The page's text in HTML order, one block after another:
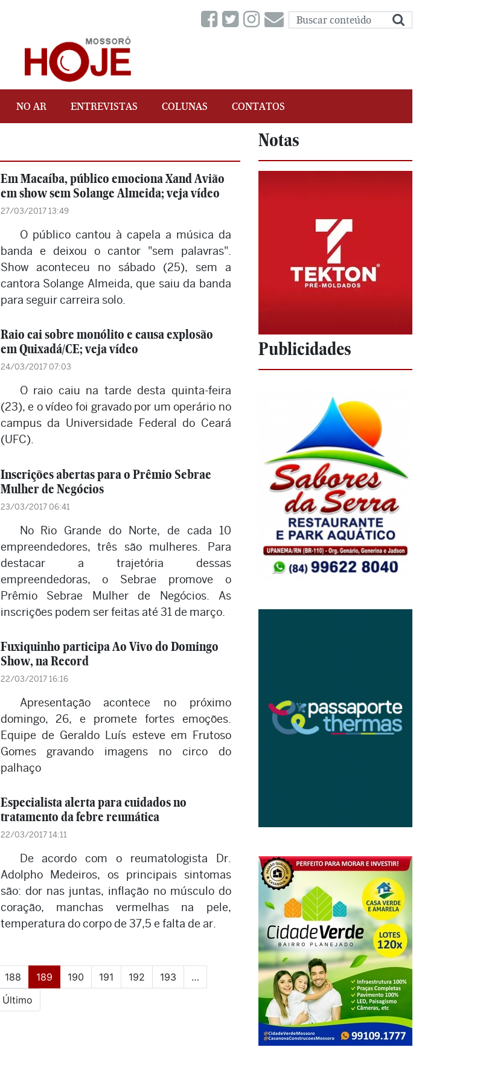
NO AR ENTREVISTAS COLUNAS CONTATOS
Em Macaíba, público emociona Xand Avião
em show sem Solange Almeida; veja vídeo
27/03/2017 13:49
O público cantou à capela a música da
banda e deixou o cantor "sem palavras".
Show aconteceu no sábado (25), sem a
cantora Solange Almeida, que saiu da banda
para seguir carreira solo.
Raio cai sobre monólito e causa explosão
em Quixadá/CE; veja vídeo
24/03/2017 07:03
O raio caiu na tarde desta quinta-feira
(23), e o vídeo foi gravado por um operário no
campus da Universidade Federal do Ceará
(UFC).
Inscrições abertas para o Prêmio Sebrae
Mulher de Negócios
23/03/2017 06:41
No Rio Grande do Norte, de cada 10
empreendedores, três são mulheres. Para
destacar a trajetória dessas
empreendedoras, o Sebrae promove o
Prêmio Sebrae Mulher de Negócios. As
inscrições podem ser feitas até 31 de março.
Fuxiquinho participa Ao Vivo do Domingo
Show, na Record
22/03/2017 16:16
Apresentação acontece no próximo
domingo, 26, e promete fortes emoções.
Equipe de Geraldo Luís esteve em Frutoso
Gomes gravando imagens no circo do
palhaço
Especialista alerta para cuidados no
tratamento da febre reumática
22/03/2017 14:11
De acordo com o reumatologista Dr.
Adolpho Medeiros, os principais sintomas
são: dor nas juntas, inflação no músculo do
coração, manchas vermelhas na pele,
temperatura do corpo de 37,5 e falta de ar.
188 189 (current)
190 191 192 193
…
Último
Notas
Publicidades